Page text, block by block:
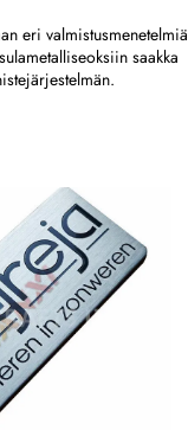
eri valmistusmenetelmiä
saakka